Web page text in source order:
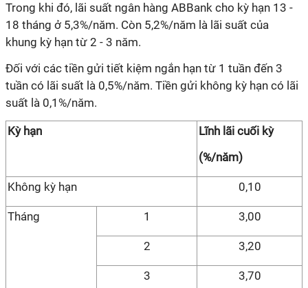
Trong khi đó, lãi suất ngân hàng ABBank cho kỳ hạn 13 -
18 tháng ở 5,3%/năm. Còn 5,2%/năm là lãi suất của
khung kỳ hạn từ 2 - 3 năm.
Đối với các tiền gửi tiết kiệm ngắn hạn từ 1 tuần đến 3
tuần có lãi suất là 0,5%/năm. Tiền gửi không kỳ hạn có lãi
suất là 0,1%/năm.
Kỳ hạn
Lĩnh lãi cuối kỳ
(%/năm)
Không kỳ hạn 0,10
Tháng 1 3,00
2 3,20
3 3,70